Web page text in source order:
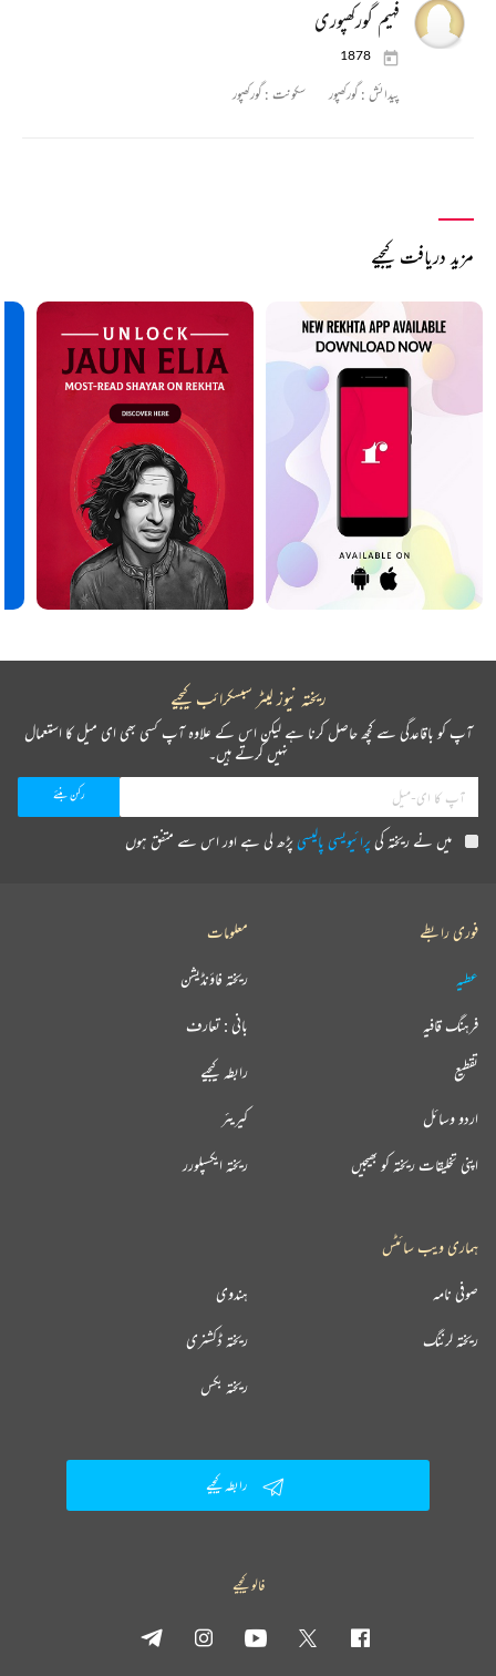
فہیم گورکھپوری
1878
پیدائش : گورکھپور سکونت : گورکھپور
مزید دریافت کیجیے
ریختہ نیوز لیٹر سبسکرائب کیجیے
آپ کو باقاعدگی سے کچھ حاصل کرنا ہے لیکن اس کے علاوہ آپ کسی بھی ای میل کا استعمال
نہیں کرتے ہیں۔
میں نے ریختہ کیپرائیویسی پالیسیپڑھ لی ہے اور اس سے متفق ہوں
فوری رابطے
عطیہ
فرہنگ قافیہ
تقطیع
اردو وسائل
اپنی تخلیقات ریختہ کو بھیجیں
معلومات
ریختہ فاؤنڈیشن
بانی : تعارف
رابطہ کیجیے
کیریئر
ریختہ ایکسپلورر
ہماری ویب سائٹس
ہندوی صوفی نامہ
ریختہ ڈکشنری ریختہ لرننگ
ریختہ بکس
رابطہ کیجیے
فالو کیجیے